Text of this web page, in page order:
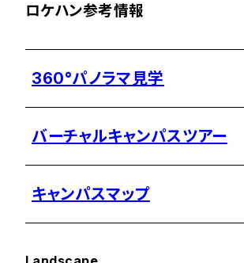
ロケハン参考情報
360°パノラマ見学
バーチャルキャンパスツアー
キャンパスマップ